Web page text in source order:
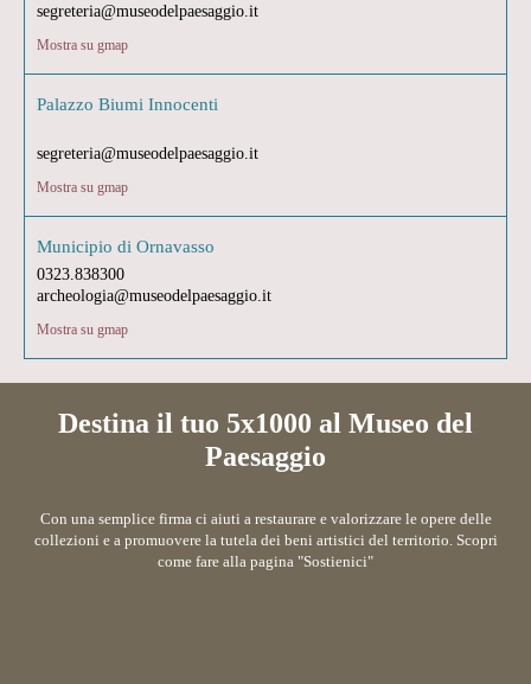
segreteria@museodelpaesaggio.it
Mostra su gmap
Palazzo Biumi Innocenti
segreteria@museodelpaesaggio.it
Mostra su gmap
Municipio di Ornavasso
0323.838300
archeologia@museodelpaesaggio.it
Mostra su gmap
Destina il tuo 5x1000 al Museo del
Paesaggio
Con una semplice firma ci aiuti a restaurare e valorizzare le opere delle
collezioni e a promuovere la tutela dei beni artistici del territorio. Scopri
come fare alla pagina "Sostienici"